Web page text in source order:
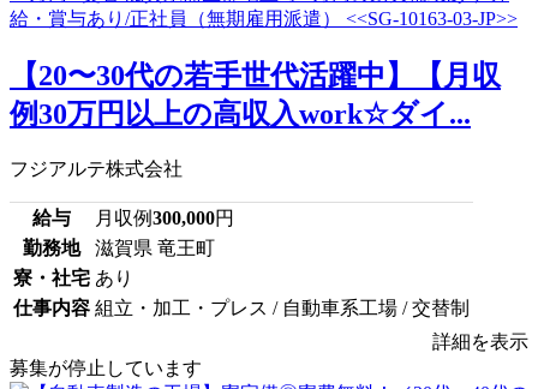
【20〜30代の若手世代活躍中】【月収
例30万円以上の高収入work☆ダイ...
フジアルテ株式会社
給与 月収例300,000円
勤務地
滋賀県 竜王町
寮・社宅 あり
仕事内容 組立・加工・プレス / 自動車系工場 / 交替制
詳細を表示
募集が停止しています